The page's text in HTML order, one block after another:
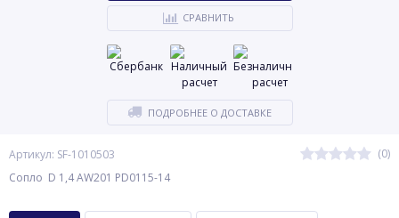
Артикул: SF-1010503
(0)
Сопло D 1,4 АW201 PD0115-14
СРАВНИТЬ
ПОДРОБНЕЕ О ДОСТАВКЕ